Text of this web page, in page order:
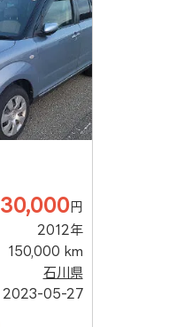
30,000円
2012年
150,000 km
石川県
2023-05-27